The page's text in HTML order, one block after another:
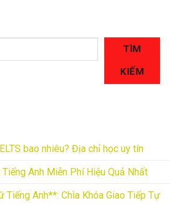
TÌM
KIẾM
bao nhiêu? Địa chỉ học uy tín
Anh Miễn Phí Hiệu Quả Nhất
Tiếng Anh**: Chìa Khóa Giao Tiếp Tự